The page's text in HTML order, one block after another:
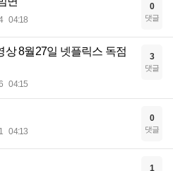
04:18
0
댓글
상 8월27일 넷플릭스 독점
04:15
3
댓글
04:13
0
댓글
1